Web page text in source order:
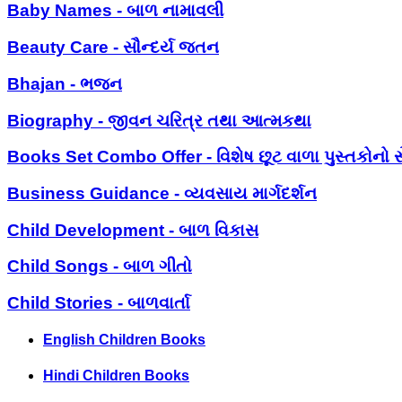
Baby Names - બાળ નામાવલી
Beauty Care - સૌન્દર્ય જતન
Bhajan - ભજન
Biography - જીવન ચરિત્ર તથા આત્મકથા
Books Set Combo Offer - વિશેષ છૂટ વાળા પુસ્તકોનો
Business Guidance - વ્યવસાય માર્ગદર્શન
Child Development - બાળ વિકાસ
Child Songs - બાળ ગીતો
Child Stories - બાળવાર્તા
English Children Books
Hindi Children Books